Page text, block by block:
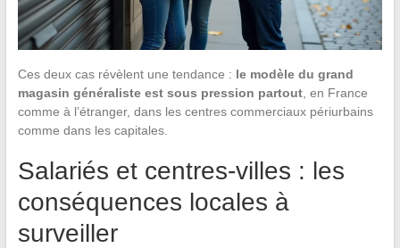
Ces deux cas révèlent une tendance : le modèle du grand
magasin généraliste est sous pression partout, en France
comme à l’étranger, dans les centres commerciaux périurbains
comme dans les capitales.
Salariés et centres-villes : les
conséquences locales à
surveiller